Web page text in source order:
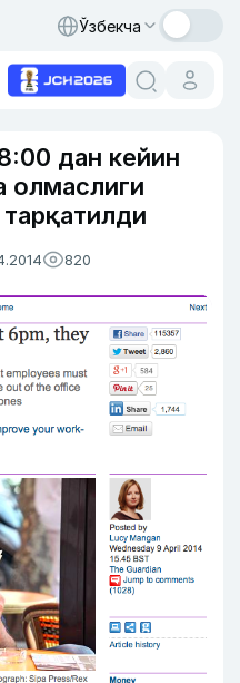
Ўзбекча
дан кейин
олмаслиги
820